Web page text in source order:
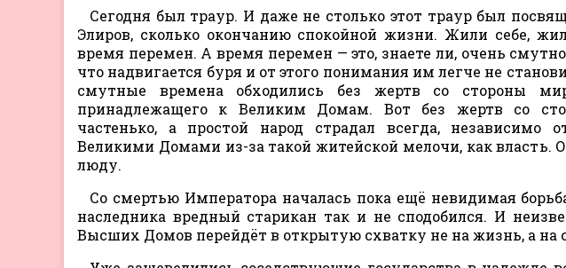
Сегодня был траур. И даже не столько этот траур был
Элиров, сколько окончанию спокойной жизни. Жили себе,
время перемен. А время перемен — это, знаете ли, очень
что надвигается буря и от этого понимания им легче не
смутные времена обходились без жертв со стороны
принадлежащего к Великим Домам. Вот без жертв со
частенько, а простой народ страдал всегда, независимо
Великими Домами из-за такой житейской мелочи, как власть.
люду.
Со смертью Императора началась пока ещё невидимая
наследника вредный старикан так и не сподобился. И
Высших Домов перейдёт в открытую схватку не на жизнь, а на